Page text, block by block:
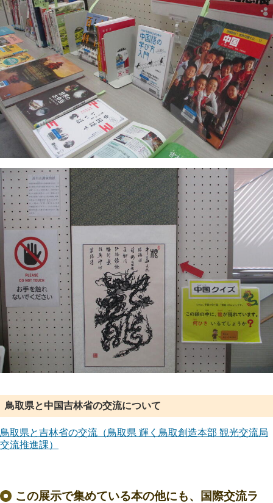
鳥取県と中国吉林省の交流について
鳥取県と吉林省の交流（鳥取県 輝く鳥取創造本部 観光交流局
交流推進課）
この展示で集めている本の他にも、国際交流ラ